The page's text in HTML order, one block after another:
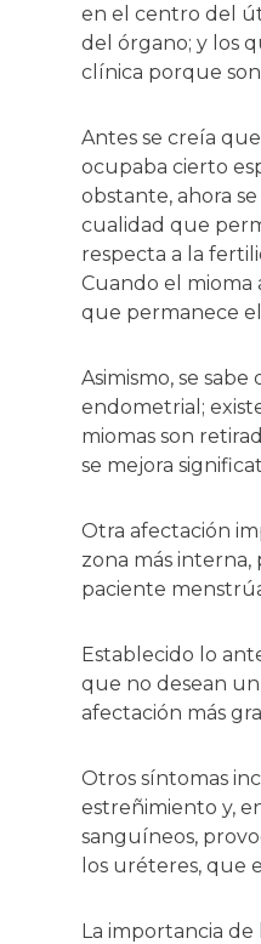
en el centro del
del órgano; y los
clínica porque
Antes se creía
ocupaba cierto
obstante, ahora
cualidad que
respecta a la
Cuando el mioma
que permanece
Asimismo, se
endometrial;
miomas son
se mejora
Otra afectación
zona más
paciente
Establecido lo
que no desean
afectación más
Otros síntomas
estreñimiento y,
sanguíneos,
los uréteres, que
La importancia